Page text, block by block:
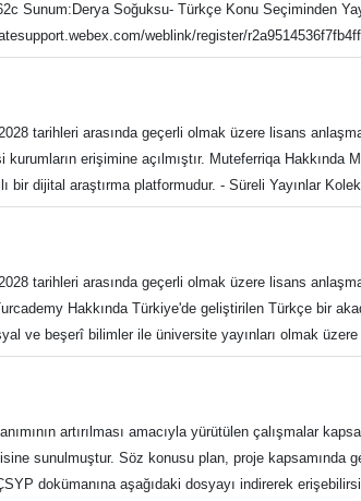
ile
weblink/register/
İçin! 11/03/2026, Çarşamba 11:00 60 dk
Soğuksu- Türkçe Güvenilir Bilgiye Hızlı
weblink/register/
Agreements) Desteklemek 25/03/2026,
weblink/register/
tarihleri arasında geçerli olmak üzere lisans
erişimine açılmıştır. Muteferriqa Hakkında
bir dijital araştırma platformudur. - Süreli Yayınlar
yaklaşık 6 milyon sayfa içerik Platform; ağırlıklı
Arap ve Latin alfabelerinde gelişmiş arama
Anketi Kütüphane ve Dokümantasyon Daire
www.facebook.com/adukutuphane t:https://
tarihleri arasında geçerli olmak üzere lisans
Hakkında Türkiye'de geliştirilen Türkçe bir
ve beşerî bilimler ile üniversite yayınları olmak
Erişim adresi: https://
Recep Tayyip Erdoğan Engelli Dostu Kütüphanesi
adukutuphane İ: https://www.instagram.com/
artırılması amacıyla yürütülen çalışmalar
sunulmuştur. Söz konusu plan, proje kapsamında
dokümanına aşağıdaki dosyayı indirerek